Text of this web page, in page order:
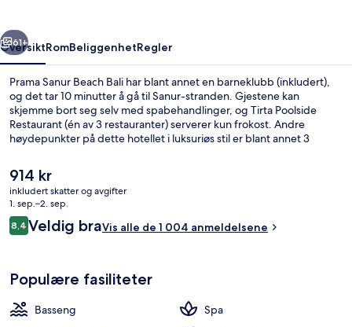
Neste
61+
OversiktRomBeliggenhetRegler
Prama Sanur Beach Bali har blant annet en barneklubb (inkludert),
og det tar 10 minutter å gå til Sanur-stranden. Gjestene kan
skjemme bort seg selv med spabehandlinger, og Tirta Poolside
Restaurant (én av 3 restauranter) serverer kun frokost. Andre
høydepunkter på dette hotellet i luksuriøs stil er blant annet 3
av den vennlige betjeningen og beliggenheten ved stranden.
Den
nåværende
prisen
er
914 kr
914 kr
inkludert skatter og avgifter
1. sep.–2. sep.
Anmeldelser
8,48,4 av 10 –
Veldig braVis alle de 1 004 anmeldelsene
Populære fasiliteter
Basseng
Spa